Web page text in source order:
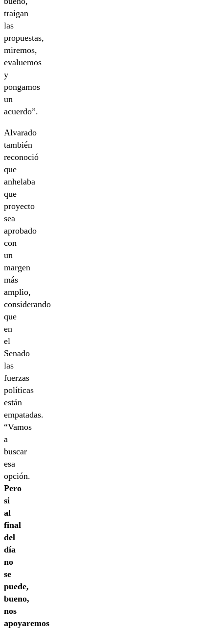
traigan
las
propuestas,
miremos,
evaluemos
y
pongamos
un
acuerdo”.
Alvarado
también
reconoció
que
anhelaba
que
proyecto
sea
aprobado
con
un
margen
más
amplio,
considerando
que
en
el
Senado
las
fuerzas
políticas
están
empatadas.
“Vamos
a
buscar
esa
opción.
Pero
si
al
final
del
día
no
se
puede,
bueno,
nos
apoyaremos